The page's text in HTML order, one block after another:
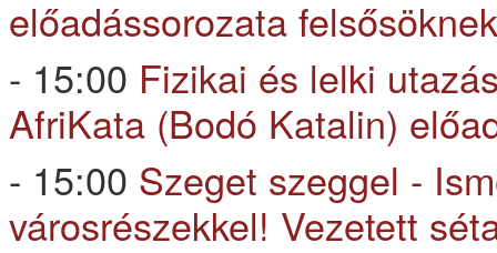
előadássorozata felsősöknek
- 15:00 Fizikai és lelki
AfriKata (Bodó Katalin)
- 15:00 Szeget szeggel -
városrészekkel! Vezetett